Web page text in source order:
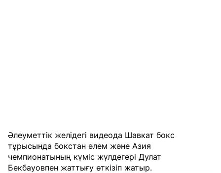
Әлеуметтік желідегі видеода Шавкат бокс
тұрысында бокстан әлем және Азия
чемпионатының күміс жүлдегері Дулат
Бекбауовпен жаттығу өткізіп жатыр.